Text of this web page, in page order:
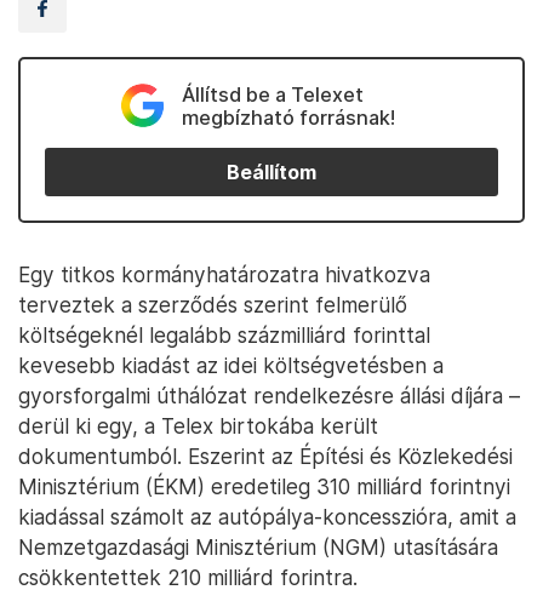
Állítsd be a Telexet
megbízható forrásnak!
Beállítom
Egy titkos kormányhatározatra hivatkozva
terveztek a szerződés szerint felmerülő
költségeknél legalább százmilliárd forinttal
kevesebb kiadást az idei költségvetésben a
gyorsforgalmi úthálózat rendelkezésre állási díjára –
derül ki egy, a Telex birtokába került
dokumentumból. Eszerint az Építési és Közlekedési
Minisztérium (ÉKM) eredetileg 310 milliárd forintnyi
kiadással számolt az autópálya-koncesszióra, amit a
Nemzetgazdasági Minisztérium (NGM) utasítására
csökkentettek 210 milliárd forintra.